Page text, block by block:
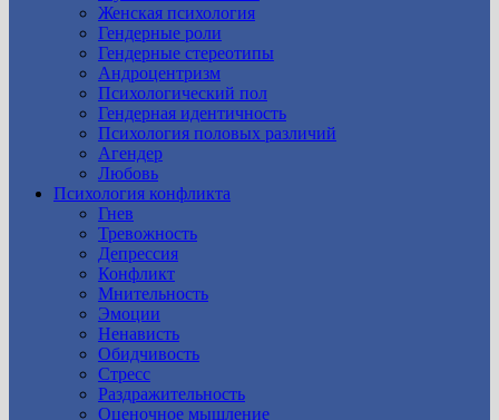
Женская психология
Гендерные роли
Гендерные стереотипы
Андроцентризм
Психологический пол
Гендерная идентичность
Психология половых различий
Агендер
Любовь
Психология конфликта
Гнев
Тревожность
Депрессия
Конфликт
Мнительность
Эмоции
Ненависть
Обидчивость
Стресс
Раздражительность
Оценочное мышление